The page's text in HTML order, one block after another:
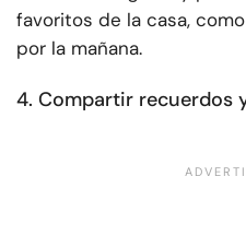
favoritos de la casa,
por la mañana.
4. Compartir recuerdos